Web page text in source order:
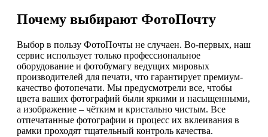
Почему выбирают ФотоПочту
Выбор в пользу ФотоПочты не случаен. Во-первых, наш
сервис использует только профессиональное
оборудование и фотобумагу ведущих мировых
производителей для печати, что гарантирует премиум-
качество фотопечати. Мы предусмотрели все, чтобы
цвета ваших фотографий были яркими и насыщенными,
а изображение – чётким и кристально чистым. Все
отпечатанные фотографии и процесс их вклеивания в
рамки проходят тщательный контроль качества.